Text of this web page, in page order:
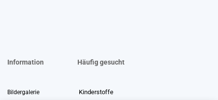
Information Häufig gesucht
Bildergalerie Kinderstoffe